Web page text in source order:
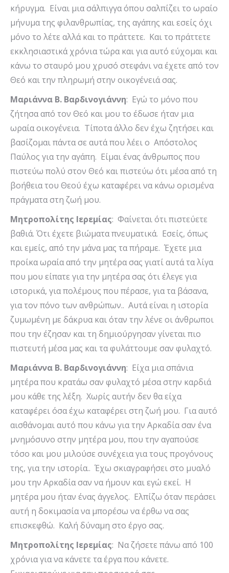
κήρυγμα. Είναι μια σάλπιγγα όπου σαλπίζει το ωραίο
μήνυμα της φιλανθρωπίας, της αγάπης και εσείς όχι
μόνο το λέτε αλλά και το πράττετε. Και το πράττετε
εκκλησιαστικά χρόνια τώρα και για αυτό εύχομαι και
κάνω το σταυρό μου χρυσό στεφάνι να έχετε από τον
Θεό και την πληρωμή στην οικογένειά σας.
Μαριάννα Β. Βαρδινογιάννη: Εγώ το μόνο που
ζήτησα από τον Θεό και μου το έδωσε ήταν μια
ωραία οικογένεια. Τίποτα άλλο δεν έχω ζητήσει και
βασίζομαι πάντα σε αυτά που λέει ο Απόστολος
Παύλος για την αγάπη. Είμαι ένας άνθρωπος που
πιστεύω πολύ στον Θεό και πιστεύω ότι μέσα από τη
βοήθεια του Θεού έχω καταφέρει να κάνω ορισμένα
πράγματα στη ζωή μου.
Μητροπολίτης Ιερεμίας: Φαίνεται ότι πιστεύετε
βαθιά. Ότι έχετε βιώματα πνευματικά. Εσείς, όπως
και εμείς, από την μάνα μας τα πήραμε. Έχετε μια
προίκα ωραία από την μητέρα σας γιατί αυτά τα λίγα
που μου είπατε για την μητέρα σας ότι έλεγε για
ιστορικά, για πολέμους που πέρασε, για τα βάσανα,
για τον πόνο των ανθρώπων.. Αυτά είναι η ιστορία
ζυμωμένη με δάκρυα και όταν την λένε οι άνθρωποι
που την έζησαν και τη δημιούργησαν γίνεται πιο
πιστευτή μέσα μας και τα φυλάττουμε σαν φυλαχτό.
Μαριάννα Β. Βαρδινογιάννη: Είχα μια σπάνια
μητέρα που κρατάω σαν φυλαχτό μέσα στην καρδιά
μου κάθε της λέξη. Χωρίς αυτήν δεν θα είχα
καταφέρει όσα έχω καταφέρει στη ζωή μου. Για αυτό
αισθάνομαι αυτό που κάνω για την Αρκαδία σαν ένα
μνημόσυνο στην μητέρα μου, που την αγαπούσε
τόσο και μου μιλούσε συνέχεια για τους προγόνους
της, για την ιστορία.. Έχω σκιαγραφήσει στο μυαλό
μου την Αρκαδία σαν να ήμουν και εγώ εκεί. Η
μητέρα μου ήταν ένας άγγελος. Ελπίζω όταν περάσει
αυτή η δοκιμασία να μπορέσω να έρθω να σας
επισκεφθώ. Καλή δύναμη στο έργο σας.
Μητροπολίτης Ιερεμίας: Να ζήσετε πάνω από 100
χρόνια για να κάνετε τα έργα που κάνετε.